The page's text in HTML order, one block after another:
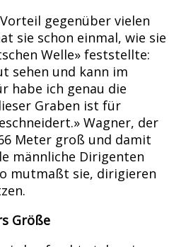
gegenüber vielen
sie schon einmal, wie sie
Welle» feststellte:
sehen und kann im
habe ich genau die
Graben ist für
Wagner, der
Meter groß und damit
männliche Dirigenten
mutmaßt sie, dirigieren
Größe